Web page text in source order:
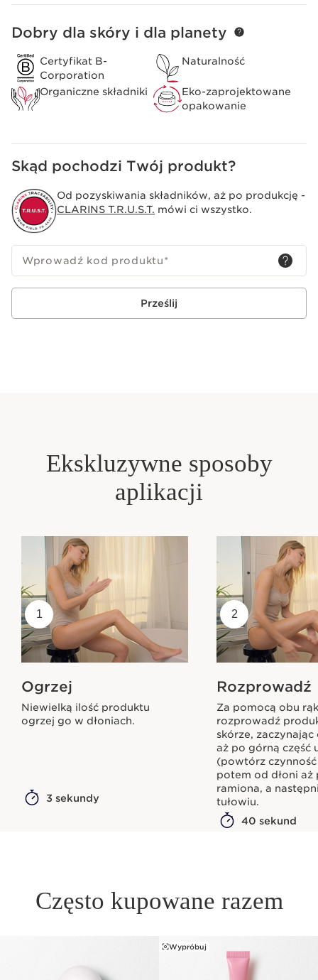
PRZEJDŹ DO TREŚCI
Dobry dla skóry i dla planety
Certyfikat B-
Corporation
Naturalność
Organiczne składniki
Eko-zaprojektowane
opakowanie
Skąd pochodzi Twój produkt?
Od pozyskiwania składników, aż po produkcję -
CLARINS T.R.U.S.T. mówi ci wszystko.
Wprowadź kod produktu*
Prześlij
Ekskluzywne sposoby
aplikacji
1
Ogrzej
Niewielką ilość produktu
ogrzej go w dłoniach.
3 sekundy
2
Rozprowadź
Za pomocą obu
rozprowadź
skórze, zaczynając
aż po górną część
(powtórz
potem od dłoni aż
ramiona, a
tułowiu.
40 sekund
Często kupowane razem
Wypróbuj